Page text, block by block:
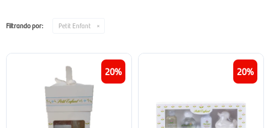
Filtrando por: Petit Enfant
20 20